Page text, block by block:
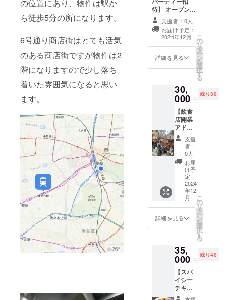
の位置にあり、物件は駅か
ら徒歩5分の所になります。
6号通り商店街はとても活気
のある商店街ですが物件は2
階になりますので少し落ち
着いた雰囲気になると思い
ます。
がネッ
トには
リアル
すぎて
ほとん
で出て
情報で
す。自
まえて
アドバ
イスさ
せても
らえた
らと思
いま
す。
【内
容】ク
ラウド
ファン
ディン
グのや
り方、
ト、デ
メリッ
に融資
をお願
いして
どう
だった
か。物
しま
す。 ※
店舗の
詳細：
幡ヶ谷
駅近辺
（詳細
にて共
有しま
す
ビリヤ
り方。
レシピ
付きで
す。 場
所、東
舗。 ・
実施概
要：180
分×1回
・有効
期限：
2026年
12月末
まで ・
詳細が
決まり
次第、
メール
で連絡
しま
す。 ※
店舗の
（詳細
な住所
は後日
ご連絡
にて共
有しま
待】 オープン前
のレセプション
パーティーにご
招待します。 こ
の日だけの通常
とは違う特別メ
ニューでお出迎
えします。 2024
所、エメラダ実
店舗。※詳細が決
まり次第、メー
ルでご連絡いた
します。 ※ 店舗
の詳細：幡ヶ谷
駅近辺（詳細な
住所は後日ご連
絡にて共有しま
支援者：0人
お届け予定：
2024年12月
詳細を見る
こ
の
リ
タ
ー
ン
を
選
択
す
る
30,
000 円
残り30
【飲食
店開業
アドバ
イス】
これか
ら飲食
店を開
業され
たい方
にアド
バイス
をしま
す。今
回自分
自身初
めて実
持とう
と活動
してき
ました
が、本
当に
ちょっ
支援
者：
0人
お届
け予
定：
2024
年12
月
詳細を見る
こ
の
リ
タ
ー
ン
を
選
択
す
る
35,
000 円
残り40
【スパ
イシー
チキン
カレー